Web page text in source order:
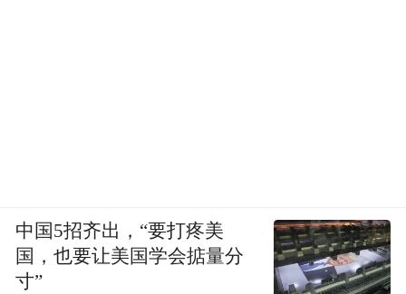
中国5招齐出，“要打疼美
国，也要让美国学会掂量分
寸”